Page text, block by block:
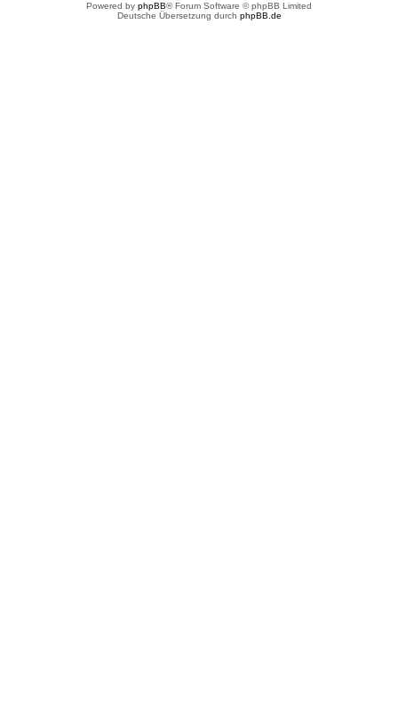
Powered by phpBB® Forum Software © phpBB Limited
Deutsche Übersetzung durch phpBB.de